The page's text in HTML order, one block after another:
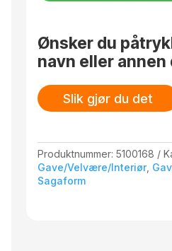
Ønsker du
navn eller annen
Slik gjør du det
Produktnummer:5100168
Gave/Velvære/Interiør,
Sagaform